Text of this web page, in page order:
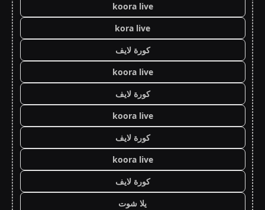
koora live
kora live
كورة لايف
koora live
كورة لايف
koora live
كورة لايف
koora live
كورة لايف
يلا شوت